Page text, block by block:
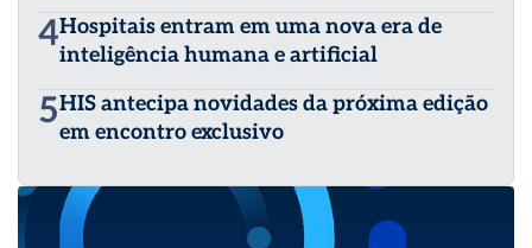
4Hospitais entram em uma nova era de
inteligência humana e artificial
5HIS antecipa novidades da próxima edição
em encontro exclusivo